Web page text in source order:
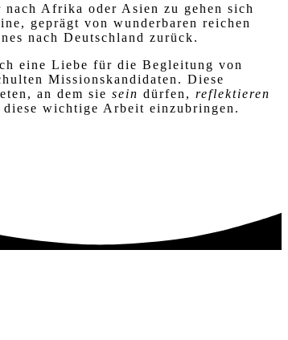
Afrika oder Asien zu gehen sich
geprägt von wunderbaren reichen
nach Deutschland zurück.
eine Liebe für die Begleitung von
Missionskandidaten. Diese
an dem sie sein dürfen, reflektieren
wichtige Arbeit einzubringen.